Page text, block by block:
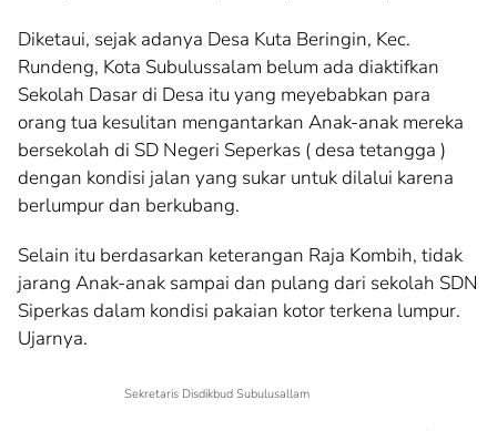
Diketaui, sejak adanya Desa Kuta Beringin, Kec.
Rundeng, Kota Subulussalam belum ada diaktifkan
Sekolah Dasar di Desa itu yang meyebabkan para
orang tua kesulitan mengantarkan Anak-anak mereka
bersekolah di SD Negeri Seperkas ( desa tetangga )
dengan kondisi jalan yang sukar untuk dilalui karena
berlumpur dan berkubang.
Selain itu berdasarkan keterangan Raja Kombih, tidak
jarang Anak-anak sampai dan pulang dari sekolah SDN
Siperkas dalam kondisi pakaian kotor terkena lumpur.
Ujarnya.
Sekretaris Disdikbud Subulusallam